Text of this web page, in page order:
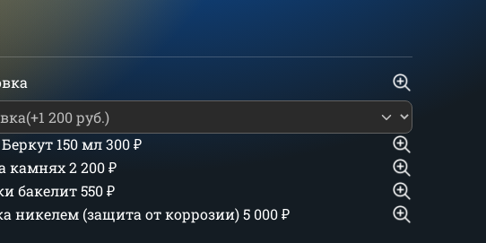
150 мл300₽
камнях2 200₽
бакелит550₽
никелем (защита от коррозии)5 000₽